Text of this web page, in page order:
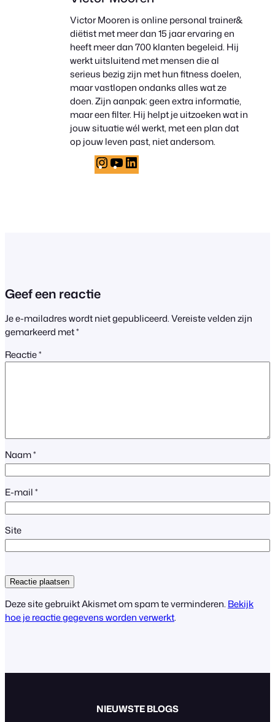
Victor Mooren is online personal trainer&
diëtist met meer dan 15 jaar ervaring en
heeft meer dan 700 klanten begeleid. Hij
werkt uitsluitend met mensen die al
serieus bezig zijn met hun fitness doelen,
maar vastlopen ondanks alles wat ze
doen. Zijn aanpak: geen extra informatie,
maar een filter. Hij helpt je uitzoeken wat in
jouw situatie wél werkt, met een plan dat
op jouw leven past, niet andersom.
Instagram
YouTube
Geef een reactie
Je e-mailadres wordt niet gepubliceerd.Vereiste velden zijn
gemarkeerd met*
Reactie*
Naam*
E-mail*
Site
Deze site gebruikt Akismet om spam te verminderen. Bekijk
hoe je reactie gegevens worden verwerkt.
NIEUWSTE BLOGS